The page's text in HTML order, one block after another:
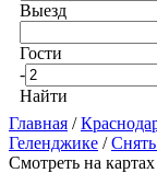
Выезд
Гости
-
Найти
Главная /
Геленджике /
Смотреть на картах